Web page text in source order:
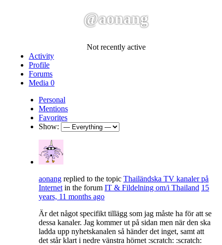
@aonang
Not recently active
Activity
Profile
Forums
Media 0
Personal
Mentions
Favorites
Show:
aonang replied to the topic Thailändska TV kanaler på
Internet in the forum IT & Fildelning om/i Thailand 15
years, 11 months ago
Är det något specifikt tillägg som jag måste ha för att se
dessa kanaler. Jag kommer ut på sidan men när den ska
ladda upp nyhetskanalen så händer det inget, samt att
det står klart i nedre vänstra hörnet :scratch: :scratch: